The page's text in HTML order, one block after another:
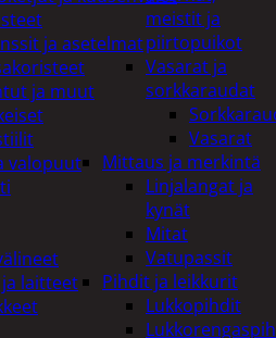
meistit ja
piirtopuikot
Vasarat ja
sorkkaraudat
Vasarat
Mittaus ja merkintä
Linjalangat ja
kynät
Mitat
Vatupassit
Pihdit ja leikkurit
Lukkopihdit
ja asetelmat
ja muut
valopuut
laitteet